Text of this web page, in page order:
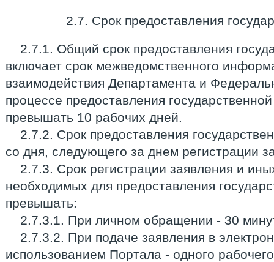
2.7. Срок предоставления
2.7.1. Общий срок предоставления
включает срок межведомственного
взаимодействия Департамента и
процессе предоставления
превышать 10 рабочих дней.
2.7.2. Срок предоставления
со дня, следующего за днем регистрации
2.7.3. Срок регистрации заявления и
необходимых для предоставления
превышать:
2.7.3.1. При личном обращении - 30
2.7.3.2. При подаче заявления в
использованием Портала - одного